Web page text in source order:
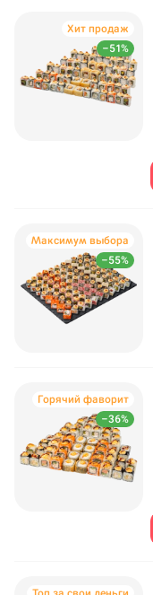
–51%
Хит продаж
–55%
Максимум выбора
–36%
Горячий фаворит